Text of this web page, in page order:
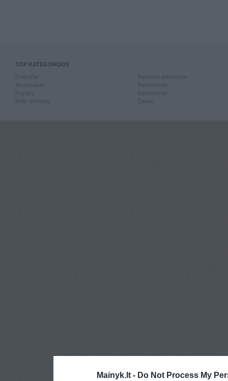
Mainyk.lt - Do Not Process My
TOP KATEGORIJOS
Knygos
Mob. telefonai
Kompiuterija
Žaislai